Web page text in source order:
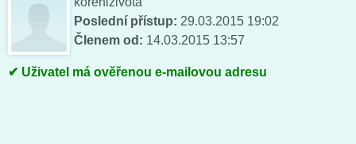
Poslední přístup: 29.03.2015 19:02
Členem od: 14.03.2015 13:57
Uživatel má ověřenou e-mailovou adresu